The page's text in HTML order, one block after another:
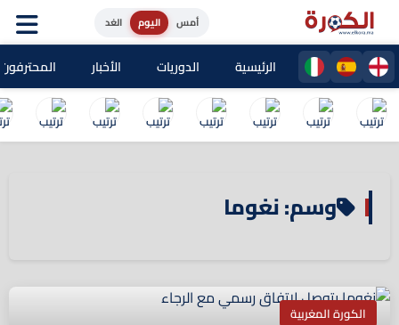
أمس اليوم الغد
الرئيسية الدوريات الأخبار
وسم: نغوما
الكورة المغربية